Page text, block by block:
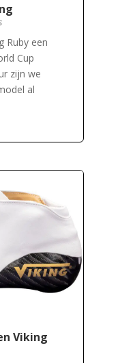
Ruby een
Cup
zijn we
al
Viking